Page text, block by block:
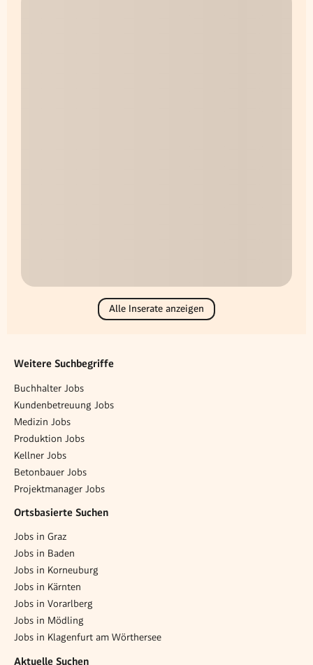
Alle Inserate anzeigen
Weitere Suchbegriffe
Buchhalter Jobs
Kundenbetreuung Jobs
Medizin Jobs
Produktion Jobs
Kellner Jobs
Betonbauer Jobs
Projektmanager Jobs
Ortsbasierte Suchen
Jobs in Graz
Jobs in Baden
Jobs in Korneuburg
Jobs in Kärnten
Jobs in Vorarlberg
Jobs in Mödling
Jobs in Klagenfurt am Wörthersee
Aktuelle Suchen